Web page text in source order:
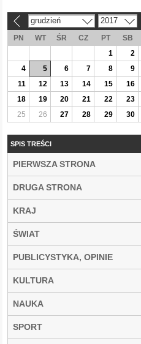
grudzień 2017
PN WT ŚR CZ PT SB
1
2
4
5 6 7 8 9
11
12 13 14 15 16
18
19 20 21 22 23
25
26 27 28 29 30
SPIS TREŚCI
PIERWSZA STRONA
DRUGA STRONA
KRAJ
ŚWIAT
PUBLICYSTYKA, OPINIE
KULTURA
NAUKA
SPORT